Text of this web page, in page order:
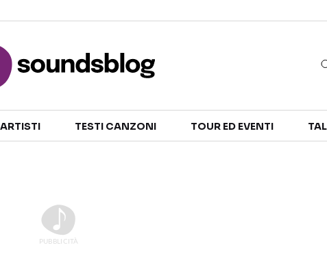
TALENT SHOW
ARTISTI TESTI CANZONI TOUR ED EVENTI